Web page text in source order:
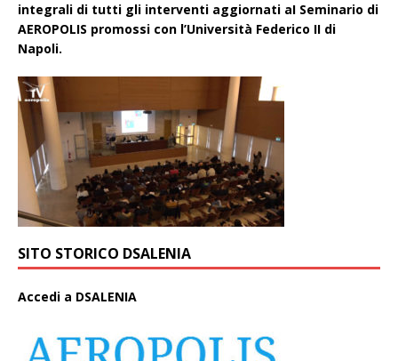
integrali di tutti gli interventi aggiornati aI Seminario di
AEROPOLIS promossi con l’Università Federico II di
Napoli.
SITO STORICO DSALENIA
Accedi a DSALENIA